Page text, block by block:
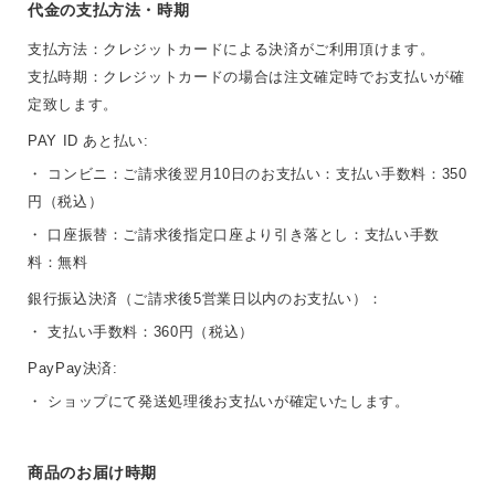
代金の支払方法・時期
支払方法：クレジットカードによる決済がご利用頂けます。
支払時期：クレジットカードの場合は注文確定時でお支払いが確
定致します。
PAY ID あと払い:
・ コンビニ：ご請求後翌月10日のお支払い：支払い手数料：350
円（税込）
・ 口座振替：ご請求後指定口座より引き落とし：支払い手数
料：無料
銀行振込決済（ご請求後5営業日以内のお支払い）：
・ 支払い手数料：360円（税込）
PayPay決済:
・ ショップにて発送処理後お支払いが確定いたします。
商品のお届け時期